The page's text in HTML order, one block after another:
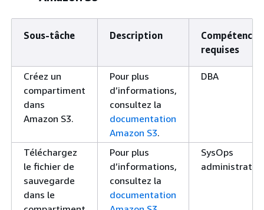
Sous-tâche Description
Compétences
requises
Créez un
compartiment
dans
Amazon S3.
Pour plus
d’informations,
consultez la
documentation
Amazon S3.
DBA
Téléchargez
le fichier de
sauvegarde
dans le
Pour plus
d’informations,
consultez la
documentation
SysOps